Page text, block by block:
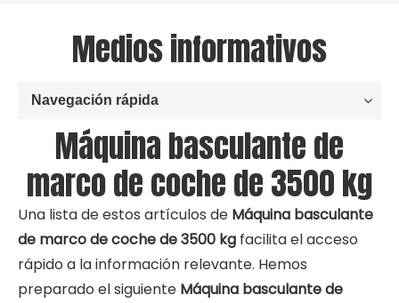
Medios informativos
Navegación rápida
Máquina basculante de
marco de coche de 3500 kg
Una lista de estos artículos de Máquina basculante
de marco de coche de 3500 kg facilita el acceso
rápido a la información relevante. Hemos
preparado el siguiente Máquina basculante de